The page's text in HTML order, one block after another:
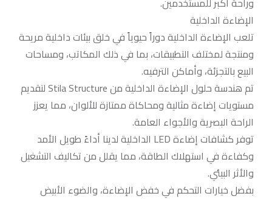
الإضاءة الداخلية
تلعب الإضاءة الداخلية دوراً حيوياً في خلق بيئات داخلية مريحة
ومنتجة لمختلف التطبيقات، بما في ذلك المكاتب، ومساحات
البيع بالتجزئة، وأماكن الترفيه.
تم هندسة حلول الإضاءة الداخلية من Stila Structure لتقديم
مستويات إضاءة مثالية ومحاكاة ممتازة للألوان، مما يعزز
الراحة البصرية والأجواء العامة.
توفر كشافات إضاءة LED الداخلية لدينا أداءً طويل الأمد
وكفاءة في استهلاك الطاقة، مما يقلل من تكاليف التشغيل
والأثر البيئي.
بفضل خيارات التحكم في خفض الإضاءة، والضوء الأبيض